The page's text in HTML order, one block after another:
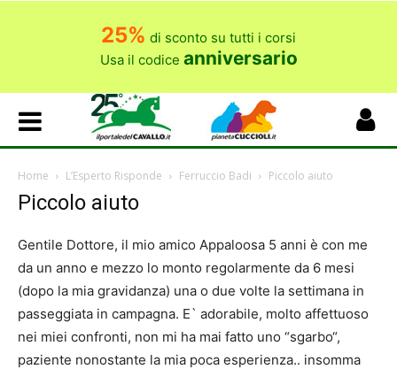
25% di sconto su tutti i corsi
Usa il codice anniversario
Home L’Esperto Risponde Ferruccio Badi Piccolo aiuto
Piccolo aiuto
Gentile Dottore, il mio amico Appaloosa 5 anni è con me
da un anno e mezzo lo monto regolarmente da 6 mesi
(dopo la mia gravidanza) una o due volte la settimana in
passeggiata in campagna. E` adorabile, molto affettuoso
nei miei confronti, non mi ha mai fatto uno “sgarbo“,
paziente nonostante la mia poca esperienza.. insomma